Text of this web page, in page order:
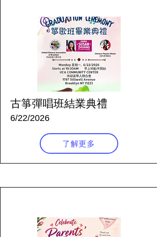
古箏彈唱班結業典禮
6/22/2026
了解更多